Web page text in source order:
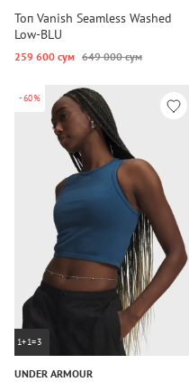
Топ Vanish Seamless Washed
Low-BLU
259 600 сум 649 000 сум
-60%
1+1=3
UNDER ARMOUR